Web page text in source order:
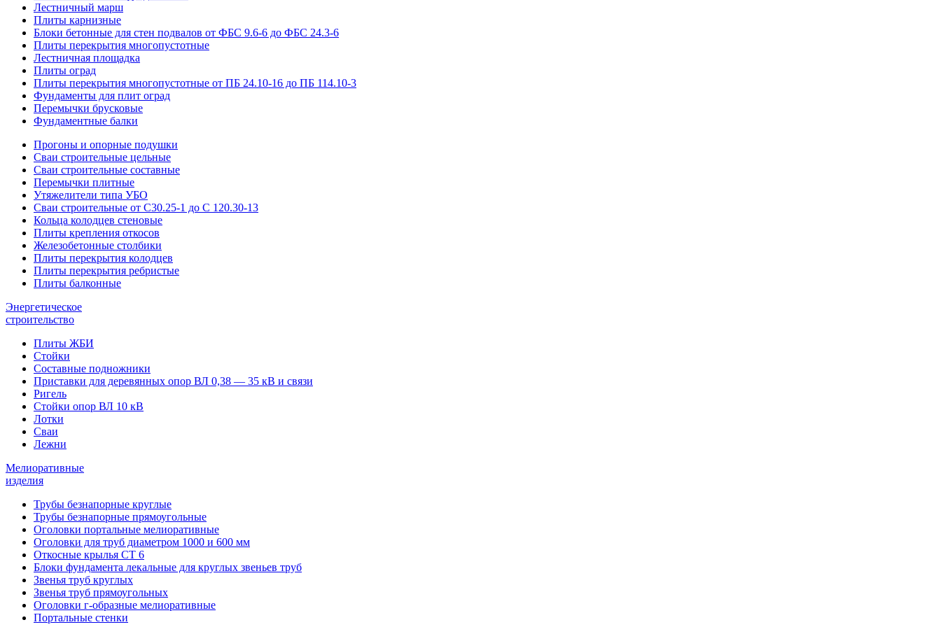
Лестничный марш
Плиты карнизные
Блоки бетонные для стен подвалов от ФБС 9.6-6 до ФБС 24.3-6
Плиты перекрытия многопустотные
Лестничная площадка
Плиты оград
Плиты перекрытия многопустотные от ПБ 24.10-16 до ПБ 114.10-3
Фундаменты для плит оград
Перемычки брусковые
Фундаментные балки
Прогоны и опорные подушки
Сваи строительные цельные
Сваи строительные составные
Перемычки плитные
Утяжелители типа УБО
Сваи строительные от С30.25-1 до С 120.30-13
Кольца колодцев стеновые
Плиты крепления откосов
Железобетонные столбики
Плиты перекрытия колодцев
Плиты перекрытия ребристые
Плиты балконные
Энергетическое
строительство
Плиты ЖБИ
Стойки
Составные подножники
Приставки для деревянных опор ВЛ 0,38 — 35 кВ и связи
Ригель
Стойки опор ВЛ 10 кВ
Лотки
Сваи
Лежни
Мелиоративные
изделия
Трубы безнапорные круглые
Трубы безнапорные прямоугольные
Оголовки портальные мелиоративные
Оголовки для труб диаметром 1000 и 600 мм
Откосные крылья СТ 6
Блоки фундамента лекальные для круглых звеньев труб
Звенья труб круглых
Звенья труб прямоугольных
Оголовки г-образные мелиоративные
Портальные стенки